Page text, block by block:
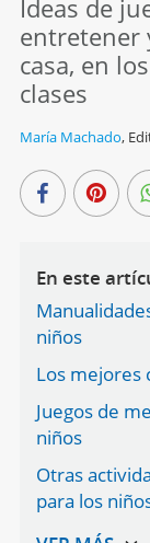
Ideas de
entretener
casa, en
clases
María Machado,
En este
niños
Los mejores
Juegos de
niños
Otras
para los